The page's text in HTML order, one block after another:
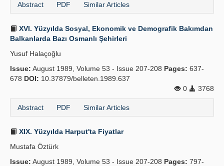
Abstract PDF Similar Articles
XVI. Yüzyılda Sosyal, Ekonomik ve Demografik Bakımdan
Balkanlarda Bazı Osmanlı Şehirleri
Yusuf Halaçoğlu
Issue: August 1989, Volume 53 - Issue 207-208 Pages: 637-
678 DOI: 10.37879/belleten.1989.637
0
3768
Abstract PDF Similar Articles
XIX. Yüzyılda Harput'ta Fiyatlar
Mustafa Öztürk
Issue: August 1989, Volume 53 - Issue 207-208 Pages: 797-